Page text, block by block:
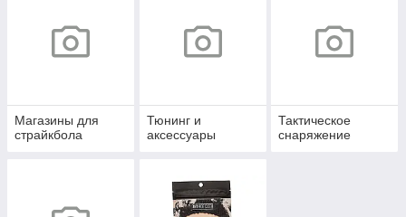
Магазины для
страйкбола
Тюнинг и
аксессуары
Тактическое
снаряжение